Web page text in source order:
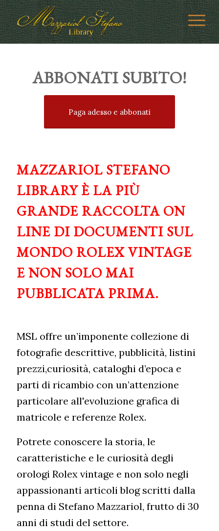
ABBONATI SUBITO!
Paga adesso e abbonati
MAZZARIOL STEFANO
LIBRARY È LA PIÙ
GRANDE RACCOLTA ON
LINE DI DOCUMENTI SUL
MONDO ROLEX VINTAGE
E NON SOLO MAI
PUBBLICATA PRIMA.
MSL offre un’imponente collezione di
fotografie descrittive, pubblicità, listini
prezzi,curiosità, cataloghi d’epoca e
parti di ricambio con un’attenzione
particolare all'evoluzione grafica di
matricole e referenze Rolex.
Potrete conoscere la storia, le
caratteristiche e le curiosità degli
orologi Rolex vintage e non solo negli
appassionanti articoli blog scritti dalla
penna di Stefano Mazzariol, frutto di 30
anni di studi del settore.